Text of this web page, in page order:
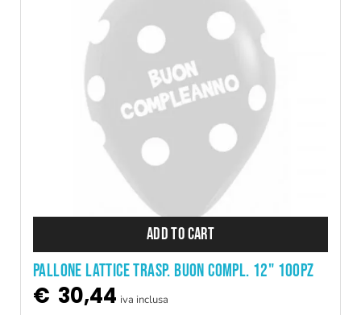
ADD TO CART
PALLONE LATTICE TRASP. BUON COMPL. 12" 100PZ
€ 30,44 iva inclusa